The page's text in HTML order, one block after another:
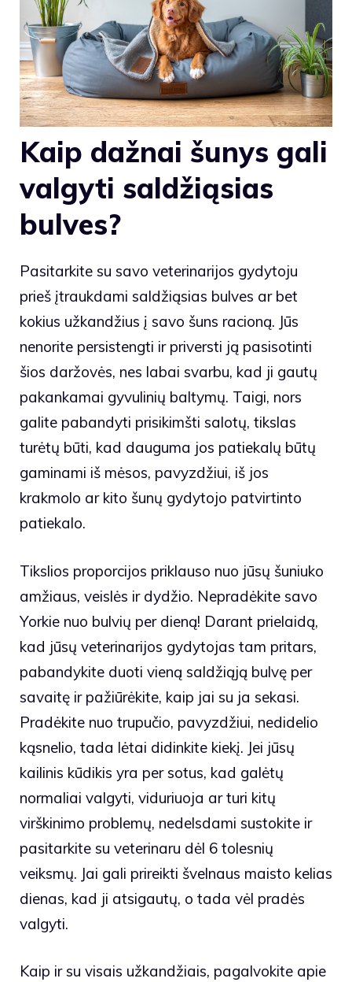
Kaip dažnai šunys gali
valgyti saldžiąsias
bulves?
Pasitarkite su savo veterinarijos gydytoju
prieš įtraukdami saldžiąsias bulves ar bet
kokius užkandžius į savo šuns racioną. Jūs
nenorite persistengti ir priversti ją pasisotinti
šios daržovės, nes labai svarbu, kad ji gautų
pakankamai gyvulinių baltymų. Taigi, nors
galite pabandyti prisikimšti salotų, tikslas
turėtų būti, kad dauguma jos patiekalų būtų
gaminami iš mėsos, pavyzdžiui, iš jos
krakmolo ar kito šunų gydytojo patvirtinto
patiekalo.
Tikslios proporcijos priklauso nuo jūsų šuniuko
amžiaus, veislės ir dydžio. Nepradėkite savo
Yorkie nuo bulvių per dieną! Darant prielaidą,
kad jūsų veterinarijos gydytojas tam pritars,
pabandykite duoti vieną saldžiąją bulvę per
savaitę ir pažiūrėkite, kaip jai su ja sekasi.
Pradėkite nuo trupučio, pavyzdžiui, nedidelio
kąsnelio, tada lėtai didinkite kiekį. Jei jūsų
kailinis kūdikis yra per sotus, kad galėtų
normaliai valgyti, viduriuoja ar turi kitų
virškinimo problemų, nedelsdami sustokite ir
pasitarkite su veterinaru dėl 6 tolesnių
veiksmų. Jai gali prireikti švelnaus maisto kelias
dienas, kad ji atsigautų, o tada vėl pradės
valgyti.
Kaip ir su visais užkandžiais, pagalvokite apie